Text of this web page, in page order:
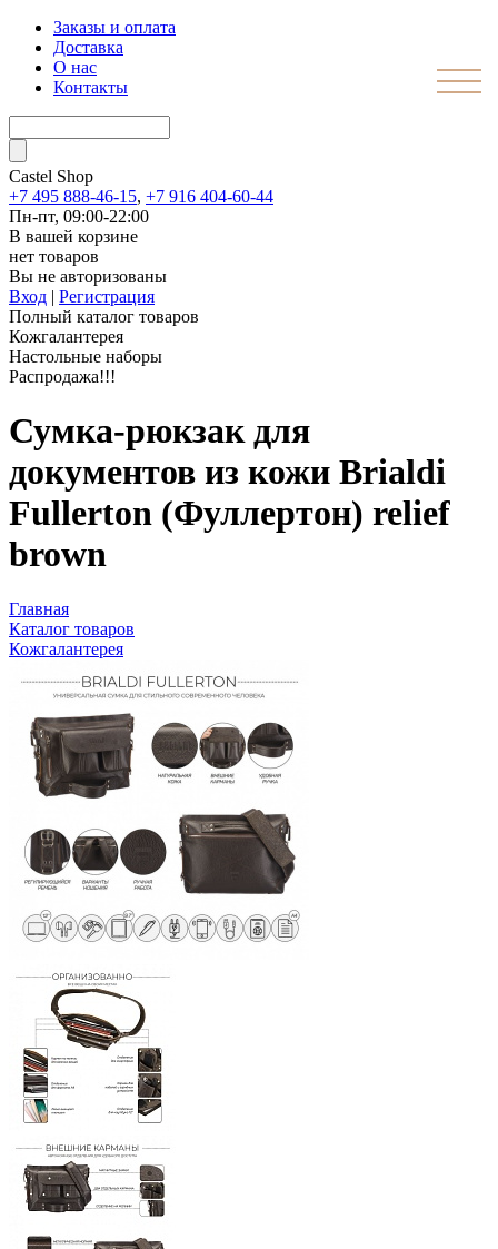
Заказы и оплата
Доставка
О нас
Контакты
Castel Shop
+7 495 888-46-15, +7 916 404-60-44
Пн-пт, 09:00-22:00
В вашей корзине
нет товаров
Вы не авторизованы
Вход | Регистрация
Полный каталог товаров
Кожгалантерея
Настольные наборы
Распродажа!!!
Сумка-рюкзак для
документов из кожи Brialdi
Fullerton (Фуллертон) relief
brown
Главная
Каталог товаров
Кожгалантерея